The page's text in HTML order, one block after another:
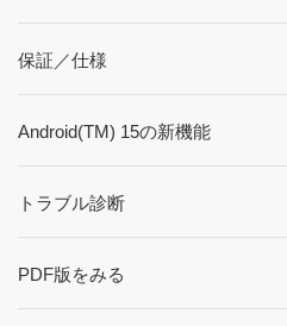
保証／仕様
Android(TM) 15の新機能
トラブル診断
PDF版をみる